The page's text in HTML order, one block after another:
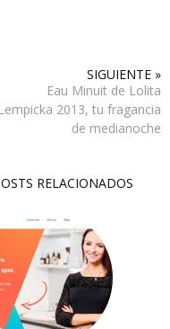
SIGUIENTE »
Eau Minuit de Lolita
Lempicka 2013, tu fragancia
de medianoche
RELACIONADOS